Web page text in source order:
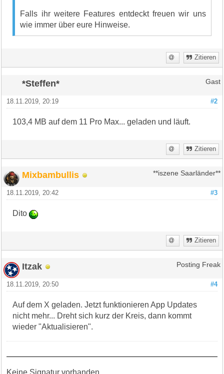
Falls ihr weitere Features entdeckt freuen wir uns
wie immer über eure Hinweise.
Zitieren
*Steffen* Gast
#2
18.11.2019, 20:19
103,4 MB auf dem 11 Pro Max... geladen und läuft.
Zitieren
Mixbambullis **iszene Saarländer**
#3
18.11.2019, 20:42
Dito
Zitieren
Itzak Posting Freak
#4
18.11.2019, 20:50
Auf dem X geladen. Jetzt funktionieren App Updates
nicht mehr... Dreht sich kurz der Kreis, dann kommt
wieder "Aktualisieren".
Keine Signatur vorhanden...